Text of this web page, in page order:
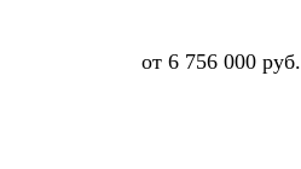
от 6 756 000 руб.